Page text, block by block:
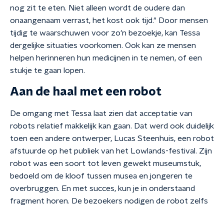
nog zit te eten. Niet alleen wordt de oudere dan
onaangenaam verrast, het kost ook tijd." Door mensen
tijdig te waarschuwen voor zo'n bezoekje, kan Tessa
dergelijke situaties voorkomen. Ook kan ze mensen
helpen herinneren hun medicijnen in te nemen, of een
stukje te gaan lopen.
Aan de haal met een robot
De omgang met Tessa laat zien dat acceptatie van
robots relatief makkelijk kan gaan. Dat werd ook duidelijk
toen een andere ontwerper, Lucas Steenhuis, een robot
afstuurde op het publiek van het Lowlands-festival. Zijn
robot was een soort tot leven gewekt museumstuk,
bedoeld om de kloof tussen musea en jongeren te
overbruggen. En met succes, kun je in onderstaand
fragment horen. De bezoekers nodigen de robot zelfs